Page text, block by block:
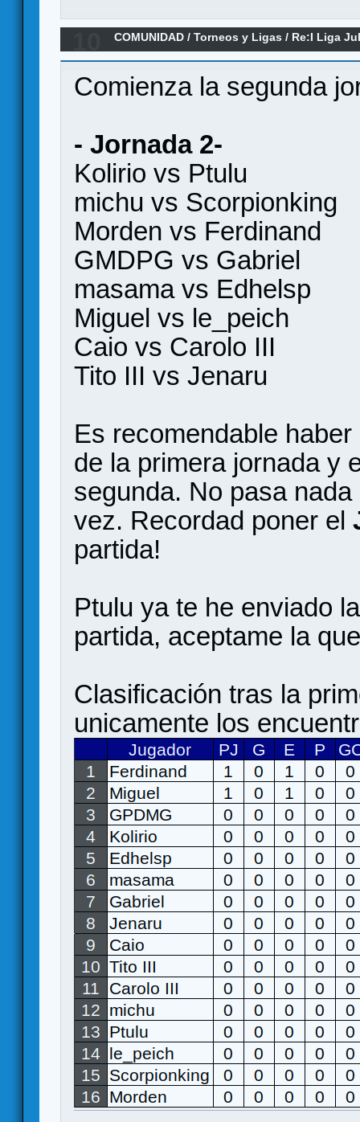
COMUNIDAD /Torneos y Ligas / Re:I Liga
Comienza la segunda
- Jornada 2-
Kolirio vs Ptulu
michu vs Scorpionking
Morden vs Ferdinand
GMDPG vs Gabriel
masama vs Edhelsp
Miguel vs le_peich
Caio vs Carolo III
Tito III vs Jenaru
Es recomendable
de la primera jornada y
segunda. No pasa
vez. Recordad poner el
partida!
Ptulu ya te he enviado
partida, aceptame la
Clasificación tras la
unicamente los